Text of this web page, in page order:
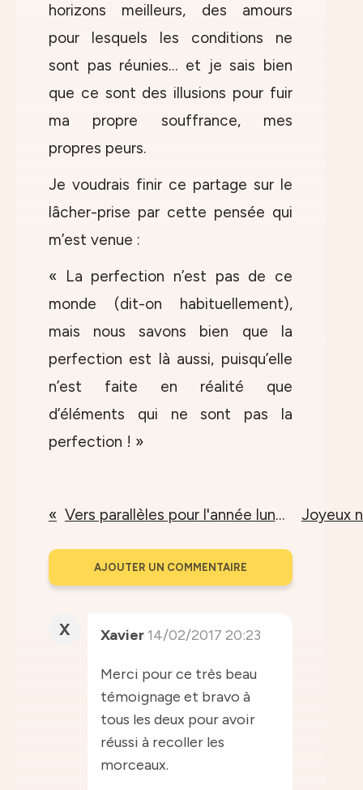
horizons meilleurs, des amours
pour lesquels les conditions ne
sont pas réunies… et je sais bien
que ce sont des illusions pour fuir
ma propre souffrance, mes
propres peurs.
Je voudrais finir ce partage sur le
lâcher-prise par cette pensée qui
m’est venue :
« La perfection n’est pas de ce
monde (dit-on habituellement),
mais nous savons bien que la
perfection est là aussi, puisqu’elle
n’est faite en réalité que
d’éléments qui ne sont pas la
perfection ! »
Vers parallèles pour l'année lunaire du Coq de feu
AJOUTER UN COMMENTAIRE
X Xavier 14/02/2017 20:23
Merci pour ce très beau
témoignage et bravo à
tous les deux pour avoir
réussi à recoller les
morceaux.